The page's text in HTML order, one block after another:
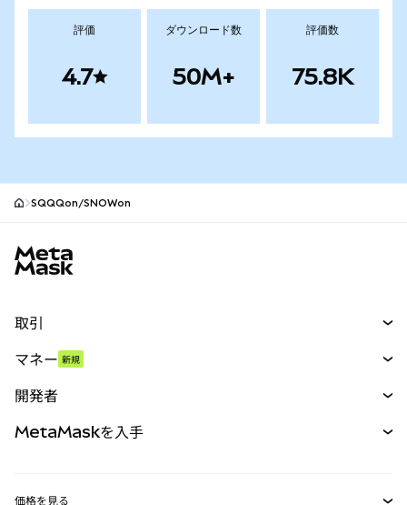
評価
4.7
ダウンロード数
50M+
評価数
75.8K
SQQQon/SNOWon
取引
パーペチュアル
RWA
マネー 新規
開発者
MetaMaskを入手
価格を見る